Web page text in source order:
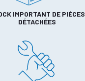
IMPORTANT DE PIÈCES
DÉTACHÉES